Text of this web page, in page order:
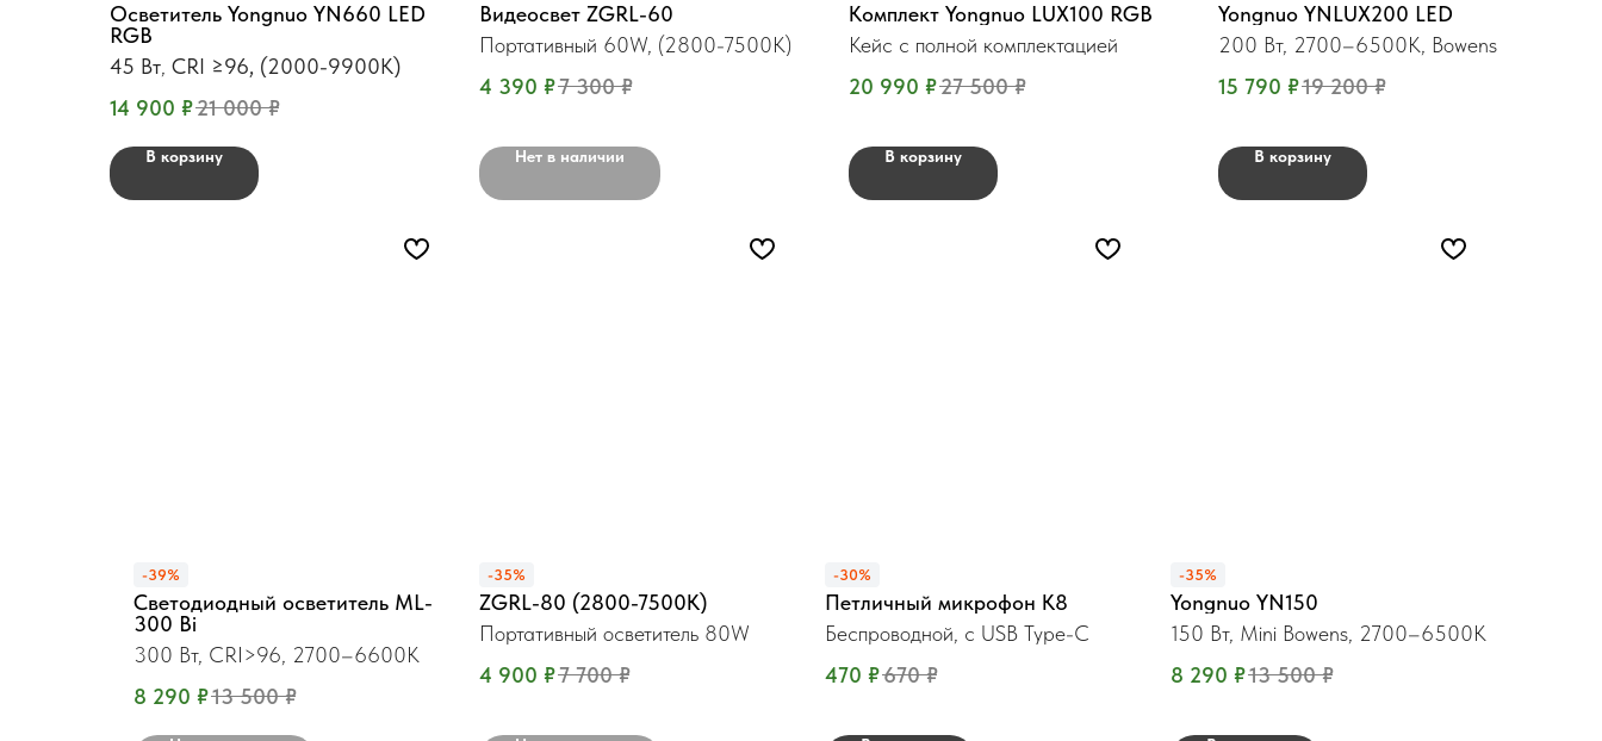
Осветитель Yongnuo YN660 LED
RGB
45 Вт CRI ≥96, (2000-9900K)
14 900 ₽21 000 ₽
В корзину
Видеосвет ZGRL-60
Портативный 60W, (2800-7500K)
4 390 ₽7 300 ₽
Нет в наличии
Комплект Yongnuo LUX100 RGB
Кейс с полной комплектацией
20 990 ₽27 500 ₽
В корзину
Yongnuo YNLUX200 LED
200 Вт, 2700–6500K, Bowens
15 790 ₽19 200 ₽
В корзину
-39%
Светодиодный осветитель ML-
300 Bi
300 Вт, CRI>96, 2700–6600K
8 290 ₽13 500 ₽
-35%
ZGRL-80 (2800-7500K)
Портативный осветитель 80W
4 900 ₽7 700 ₽
-30%
Петличный микрофон К8
Беспроводной, c USB Type-C
470 ₽670 ₽
-35%
Yongnuo YN150
150 Вт, Mini Bowens, 2700–6500K
8 290 ₽13 500 ₽